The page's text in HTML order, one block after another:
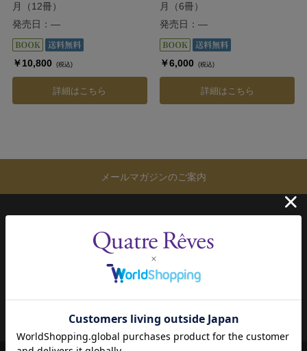
月（12冊）
発売日：―
￥10,800 (税込)
詳細はこちら
月（6冊）
発売日：―
￥6,000 (税込)
詳細はこちら
メールマガジンのご案内
キャンセル・返品・交換
会員ページ
宝塚歌劇共通ID新規会員登録
特定商取引法について